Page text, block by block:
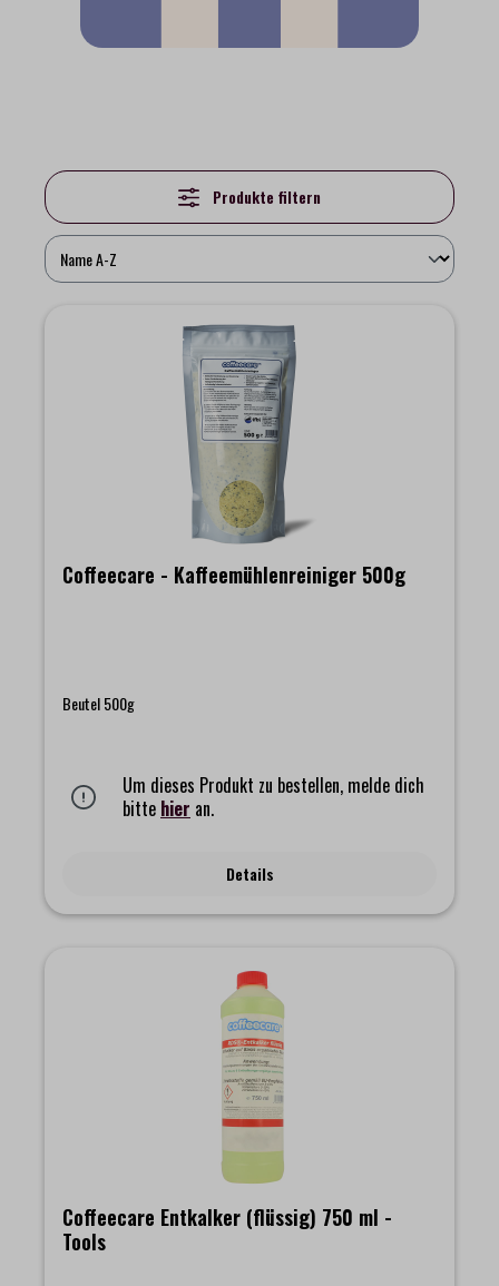
Produkte filtern
Coffeecare - Kaffeemühlenreiniger 500g
Beutel 500g
Um dieses Produkt zu bestellen, melde dich
bitte hier an.
Details
Coffeecare Entkalker (flüssig) 750 ml -
Tools